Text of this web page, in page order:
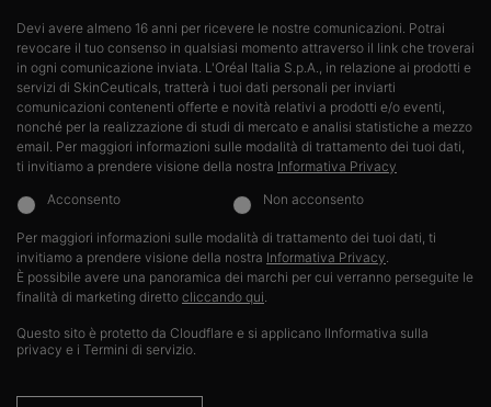
Devi avere almeno 16 anni per ricevere le nostre comunicazioni. Potrai
revocare il tuo consenso in qualsiasi momento attraverso il link che troverai
in ogni comunicazione inviata. L'Oréal Italia S.p.A., in relazione ai prodotti e
servizi di SkinCeuticals, tratterà i tuoi dati personali per inviarti
comunicazioni contenenti offerte e novità relativi a prodotti e/o eventi,
nonché per la realizzazione di studi di mercato e analisi statistiche a mezzo
email. Per maggiori informazioni sulle modalità di trattamento dei tuoi dati,
ti invitiamo a prendere visione della nostra Informativa Privacy
Acconsento
Non acconsento
Per maggiori informazioni sulle modalità di trattamento dei tuoi dati, ti
invitiamo a prendere visione della nostra Informativa Privacy.​
È possibile avere una panoramica dei marchi per cui verranno perseguite le
finalità di marketing diretto cliccando qui.
Questo sito è protetto da Cloudflare e si applicano lInformativa sulla
privacy e i Termini di servizio.